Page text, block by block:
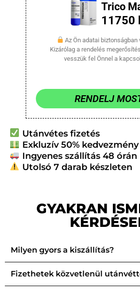
Trico
11750
Az Ön adatai biztonságban
Kizárólag a rendelés
vesszük fel Önnel a
RENDELJ
Utánvétes fizetés
Exkluzív 50% kedvezmény
Ingyenes szállítás 48 órán
Utolsó 7 darab készleten
GYAKRAN
Milyen gyors a kiszállítás?
Fizethetek közvetlenül